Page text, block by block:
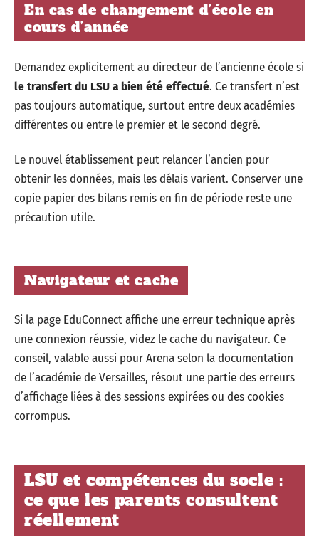
En cas de changement d’école en
cours d’année
Demandez explicitement au directeur de l’ancienne école si
le transfert du LSU a bien été effectué. Ce transfert n’est
pas toujours automatique, surtout entre deux académies
différentes ou entre le premier et le second degré.
Le nouvel établissement peut relancer l’ancien pour
obtenir les données, mais les délais varient. Conserver une
copie papier des bilans remis en fin de période reste une
précaution utile.
Navigateur et cache
Si la page EduConnect affiche une erreur technique après
une connexion réussie, videz le cache du navigateur. Ce
conseil, valable aussi pour Arena selon la documentation
de l’académie de Versailles, résout une partie des erreurs
d’affichage liées à des sessions expirées ou des cookies
corrompus.
LSU et compétences du socle :
ce que les parents consultent
réellement